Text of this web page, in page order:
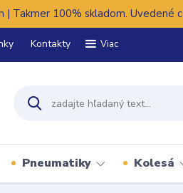
| Takmer 100% skladom.
Kontakty Viac
Pneumatiky Kolesá